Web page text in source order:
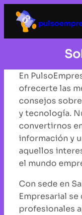
Saltar
contenido
En
ofrecerte las
consejos
y tecnología.
convertirnos
información y
aquellos
el mundo
Con sede en
Empresarial
profesionales